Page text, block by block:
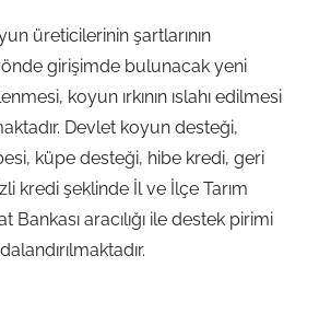
üreticilerinin şartlarının
girişimde bulunacak yeni
koyun ırkının ıslahı edilmesi
Devlet koyun desteği,
küpe desteği, hibe kredi, geri
kredi şeklinde İl ve İlçe Tarım
aracılığı ile destek pirimi